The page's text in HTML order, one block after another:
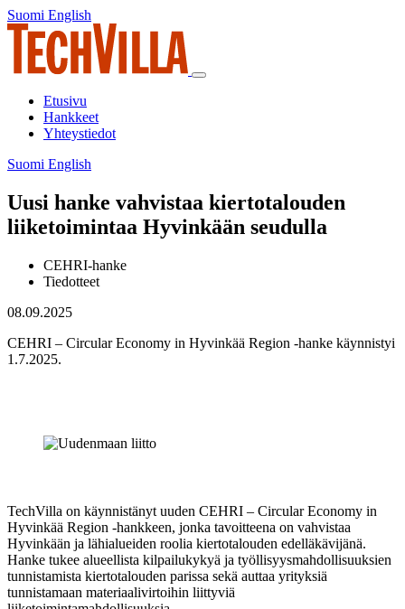
Siirry
sisältöön
Suomi Suomi
English
Päävalikko
Etusivu
Hankkeet
Yhteystiedot
Suomi Suomi
English
Uusi hanke vahvistaa kiertotalouden
liiketoimintaa Hyvinkään seudulla
CEHRI-hanke
Tiedotteet
08.09.2025
CEHRI – Circular Economy in Hyvinkää Region -hanke käynnistyi
1.7.2025.
TechVilla on käynnistänyt uuden CEHRI – Circular Economy in
Hyvinkää Region -hankkeen, jonka tavoitteena on vahvistaa
Hyvinkään ja lähialueiden roolia kiertotalouden edelläkävijänä.
Hanke tukee alueellista kilpailukykyä ja työllisyysmahdollisuuksien
tunnistamista kiertotalouden parissa sekä auttaa yrityksiä
tunnistamaan materiaalivirtoihin liittyviä